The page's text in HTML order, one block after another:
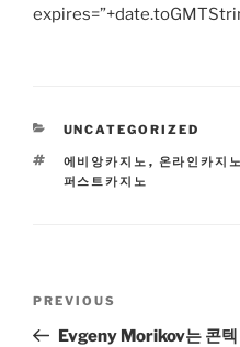
CATEGORIES
UNCATEGORIZED
TAGS
에비앙카지노 , 온라인카지노
퍼스트카지노
Previous
Post
PREVIOUS
Evgeny Morikov는 콘텍